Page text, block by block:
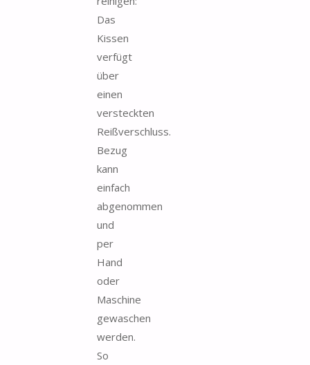
Das
Kissen
verfügt
über
einen
versteckten
Reißverschluss.
Bezug
kann
einfach
abgenommen
und
per
Hand
oder
Maschine
gewaschen
werden.
So